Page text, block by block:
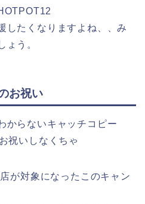
したくなりますよね、、み
ょう。
お祝い
からないキャッチコピー
祝いしなくちゃ
が対象になったこのキャン